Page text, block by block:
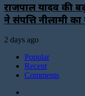
राजपाल यादव की
ने संपत्ति नीलामी
2 days ago
Popular
Recent
Comments